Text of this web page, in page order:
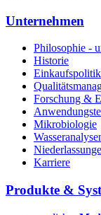
Unternehmen
Philosophie -
Historie
Einkaufspolitik
Forschung &
Mikrobiologie
Karriere
Produkte &